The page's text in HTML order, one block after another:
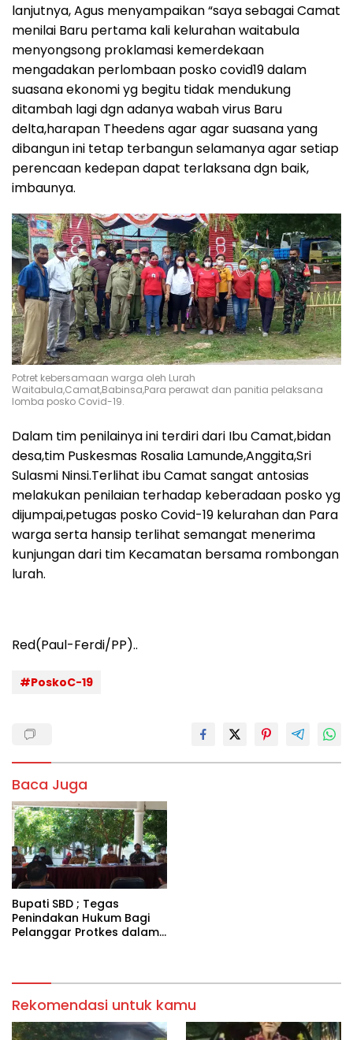
lanjutnya, Agus menyampaikan “saya sebagai Camat
menilai Baru pertama kali kelurahan waitabula
menyongsong proklamasi kemerdekaan
mengadakan perlombaan posko covid19 dalam
suasana ekonomi yg begitu tidak mendukung
ditambah lagi dgn adanya wabah virus Baru
delta,harapan Theedens agar agar suasana yang
dibangun ini tetap terbangun selamanya agar setiap
perencaan kedepan dapat terlaksana dgn baik,
imbaunya.
Potret kebersamaan warga oleh Lurah
Waitabula,Camat,Babinsa,Para perawat dan panitia pelaksana
lomba posko Covid-19.
Dalam tim penilainya ini terdiri dari Ibu Camat,bidan
desa,tim Puskesmas Rosalia Lamunde,Anggita,Sri
Sulasmi Ninsi.Terlihat ibu Camat sangat antosias
melakukan penilaian terhadap keberadaan posko yg
dijumpai,petugas posko Covid-19 kelurahan dan Para
warga serta hansip terlihat semangat menerima
kunjungan dari tim Kecamatan bersama rombongan
lurah.
Red(Paul-Ferdi/PP)..
#PoskoC-19
Baca Juga
Bupati SBD ; Tegas
Penindakan Hukum Bagi
Pelanggar Protkes dalam
Rekomendasi untuk kamu